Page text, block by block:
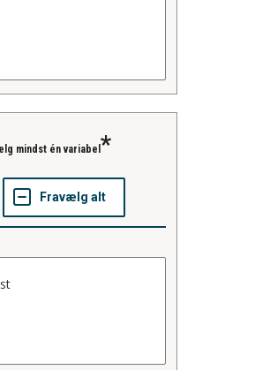
mindst én variabel